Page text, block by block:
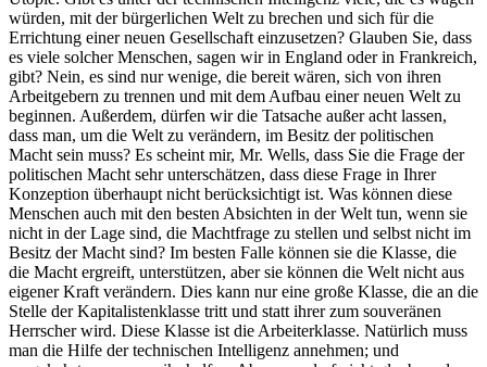
würden, mit der bürgerlichen Welt zu brechen und sich für die
Errichtung einer neuen Gesellschaft einzusetzen? Glauben Sie, dass
es viele solcher Menschen, sagen wir in England oder in Frankreich,
gibt? Nein, es sind nur wenige, die bereit wären, sich von ihren
Arbeitgebern zu trennen und mit dem Aufbau einer neuen Welt zu
beginnen. Außerdem, dürfen wir die Tatsache außer acht lassen,
dass man, um die Welt zu verändern, im Besitz der politischen
Macht sein muss? Es scheint mir, Mr. Wells, dass Sie die Frage der
politischen Macht sehr unterschätzen, dass diese Frage in Ihrer
Konzeption überhaupt nicht berücksichtigt ist. Was können diese
Menschen auch mit den besten Absichten in der Welt tun, wenn sie
nicht in der Lage sind, die Machtfrage zu stellen und selbst nicht im
Besitz der Macht sind? Im besten Falle können sie die Klasse, die
die Macht ergreift, unterstützen, aber sie können die Welt nicht aus
eigener Kraft verändern. Dies kann nur eine große Klasse, die an die
Stelle der Kapitalistenklasse tritt und statt ihrer zum souveränen
Herrscher wird. Diese Klasse ist die Arbeiterklasse. Natürlich muss
man die Hilfe der technischen Intelligenz annehmen; und